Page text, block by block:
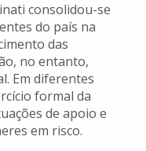
consolidou-se
do país na
das
no entanto,
Em diferentes
formal da
de apoio e
em risco.